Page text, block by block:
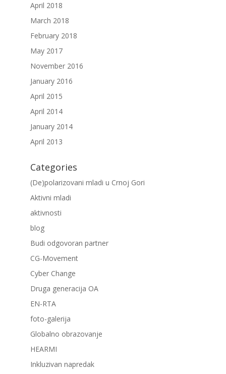
April 2018
March 2018
February 2018
May 2017
November 2016
January 2016
April 2015
April 2014
January 2014
April 2013
Categories
(De)polarizovani mladi u Crnoj Gori
Aktivni mladi
aktivnosti
blog
Budi odgovoran partner
CG-Movement
Cyber Change
Druga generacija OA
EN-RTA
foto-galerija
Globalno obrazovanje
HEARMI
Inkluzivan napredak